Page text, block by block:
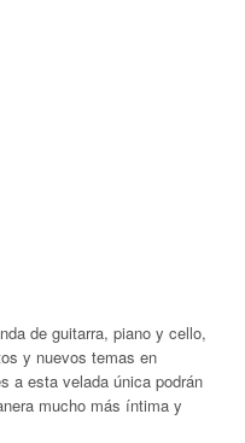
de guitarra, piano y cello,
y nuevos temas en
a esta velada única podrán
mucho más íntima y